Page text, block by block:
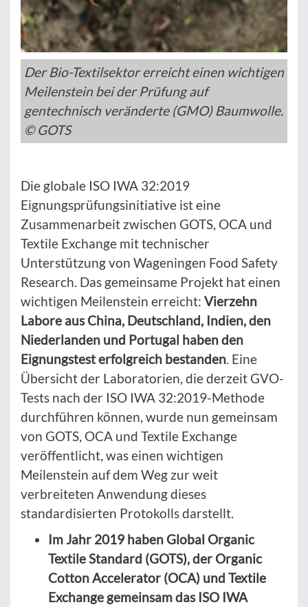
Der Bio-Textilsektor erreicht einen wichtigen
Meilenstein bei der Prüfung auf
gentechnisch veränderte (GMO) Baumwolle.
© GOTS
Die globale ISO IWA 32:2019
Eignungsprüfungsinitiative ist eine
Zusammenarbeit zwischen GOTS, OCA und
Textile Exchange mit technischer
Unterstützung von Wageningen Food Safety
Research. Das gemeinsame Projekt hat einen
wichtigen Meilenstein erreicht: Vierzehn
Labore aus China, Deutschland, Indien, den
Niederlanden und Portugal haben den
Eignungstest erfolgreich bestanden . Eine
Übersicht der Laboratorien, die derzeit GVO-
Tests nach der ISO IWA 32:2019-Methode
durchführen können, wurde nun gemeinsam
von GOTS, OCA und Textile Exchange
veröffentlicht, was einen wichtigen
Meilenstein auf dem Weg zur weit
verbreiteten Anwendung dieses
standardisierten Protokolls darstellt.
Im Jahr 2019 haben Global Organic
Textile Standard (GOTS), der Organic
Cotton Accelerator (OCA) und Textile
Exchange gemeinsam das ISO IWA